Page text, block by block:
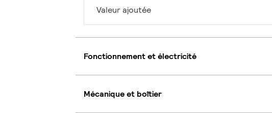
Valeur ajoutée
Fonctionnement et électricité
Mécanique et boîtier